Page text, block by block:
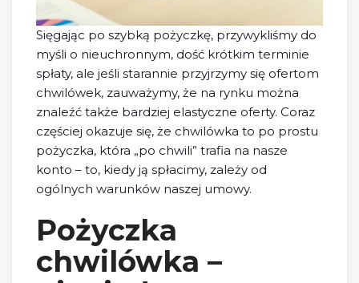
Sięgając po szybką pożyczkę, przywykliśmy do
myśli o nieuchronnym, dość krótkim terminie
spłaty, ale jeśli starannie przyjrzymy się ofertom
chwilówek, zauważymy, że na rynku można
znaleźć także bardziej elastyczne oferty. Coraz
częściej okazuje się, że chwilówka to po prostu
pożyczka, która „po chwili” trafia na nasze
konto – to, kiedy ją spłacimy, zależy od
ogólnych warunków naszej umowy.
Pożyczka
chwilówka –